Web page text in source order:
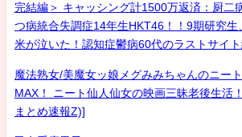
完結編＞ キャッシング計1500万返済：厨二
つ病統合失調症14年生HKT46！！9期研究生
米が泣いた！認知症鬱病60代のラストサイ
魔法熟女/美魔女ッ娘メグみみちゃんのニー
MAX！ ニート仙人仙女の映画三昧老後生活
まとめ速報Z)]